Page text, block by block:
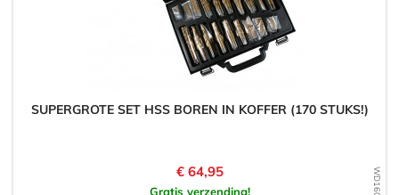
SUPERGROTE SET HSS BOREN IN KOFFER (170 STUKS!)
Prijs
€ 64,95
Gratis verzending!